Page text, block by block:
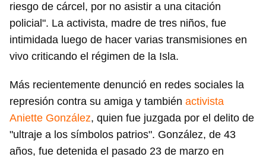
riesgo de cárcel, por no asistir a una citación
policial". La activista, madre de tres niños, fue
intimidada luego de hacer varias transmisiones en
vivo criticando el régimen de la Isla.
Más recientemente denunció en redes sociales la
represión contra su amiga y también activista
Aniette González, quien fue juzgada por el delito de
"ultraje a los símbolos patrios". González, de 43
años, fue detenida el pasado 23 de marzo en